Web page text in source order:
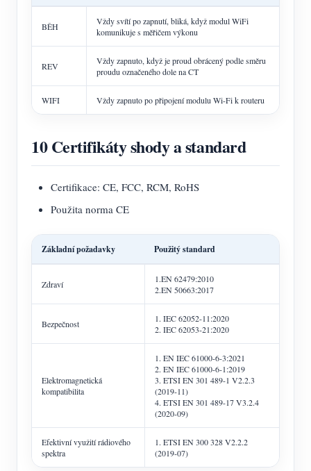
BĚH
Vždy svítí po zapnutí, bliká, když modul WiFi
komunikuje s měřičem výkonu
REV
Vždy zapnuto, když je proud obrácený podle směru
proudu označeného dole na CT
WIFI Vždy zapnuto po připojení modulu Wi-Fi k routeru
10 Certifikáty shody a standard
Certifikace: CE, FCC, RCM, RoHS
Použita norma CE
Základní požadavky Použitý standard
Zdraví
1.EN 62479:2010
2.EN 50663:2017
Bezpečnost
1. IEC 62052-11:2020
2. IEC 62053-21:2020
Elektromagnetická
kompatibilita
1. EN IEC 61000-6-3:2021
2. EN IEC 61000-6-1:2019
3. ETSI EN 301 489-1 V2.2.3
(2019-11)
4. ETSI EN 301 489-17 V3.2.4
(2020-09)
Efektivní využití rádiového
spektra
1. ETSI EN 300 328 V2.2.2
(2019-07)